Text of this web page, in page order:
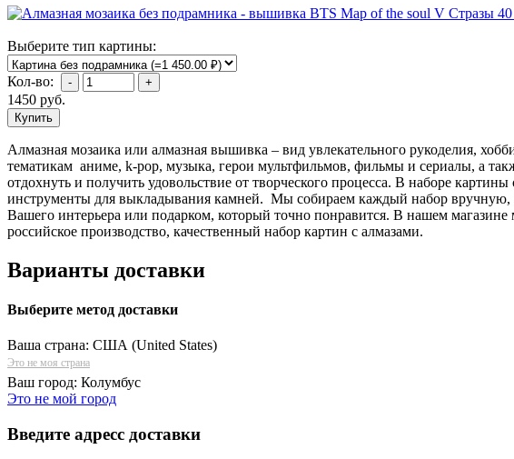
Выберите тип картины:
Кол-во:
1450 руб.
Алмазная мозаика или алмазная вышивка – вид увлекательного рукоделия,
тематикам аниме, k-pop, музыка, герои мультфильмов, фильмы и сериалы, а
отдохнуть и получить удовольствие от творческого процесса. В наборе
инструменты для выкладывания камней. Мы собираем каждый набор вручную,
Вашего интерьера или подарком, который точно понравится. В нашем
российское производство, качественный набор картин с алмазами.
Варианты доставки
Выберите метод доставки
Ваша страна: США (United States)
Это не моя страна
Ваш город: Колумбус
Это не мой город
Введите адресс доставки